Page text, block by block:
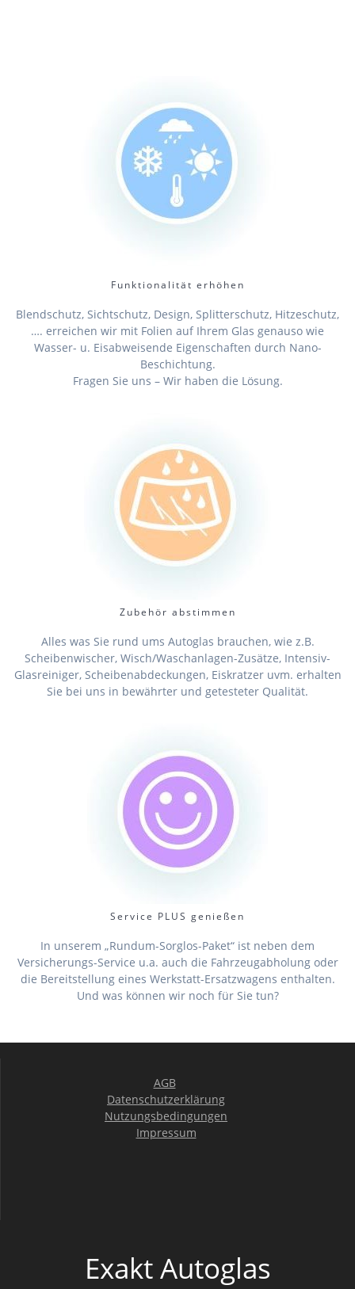
Funktionalität erhöhen
Blendschutz, Sichtschutz, Design, Splitterschutz, Hitzeschutz,
…. erreichen wir mit Folien auf Ihrem Glas genauso wie
Wasser- u. Eisabweisende Eigenschaften durch Nano-
Beschichtung.
Fragen Sie uns – Wir haben die Lösung.
Zubehör abstimmen
Alles was Sie rund ums Autoglas brauchen, wie z.B.
Scheibenwischer, Wisch/Waschanlagen-Zusätze, Intensiv-
Glasreiniger, Scheibenabdeckungen, Eiskratzer uvm. erhalten
Sie bei uns in bewährter und getesteter Qualität.
Service PLUS genießen
In unserem „Rundum-Sorglos-Paket“ ist neben dem
Versicherungs-Service u.a. auch die Fahrzeugabholung oder
die Bereitstellung eines Werkstatt-Ersatzwagens enthalten.
Und was können wir noch für Sie tun?
AGB
Datenschutzerklärung
Nutzungsbedingungen
Impressum
Exakt Autoglas